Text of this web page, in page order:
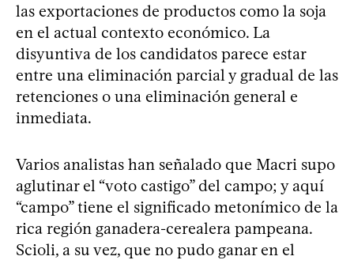
las exportaciones de productos como la soja
en el actual contexto económico. La
disyuntiva de los candidatos parece estar
entre una eliminación parcial y gradual de las
retenciones o una eliminación general e
inmediata.
Varios analistas han señalado que Macri supo
aglutinar el “voto castigo” del campo; y aquí
“campo” tiene el significado metonímico de la
rica región ganadera-cerealera pampeana.
Scioli, a su vez, que no pudo ganar en el